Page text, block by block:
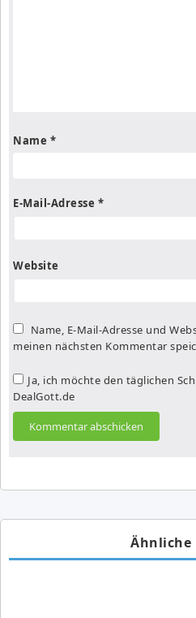
Name *
E-Mail-Adresse *
Website
Name, E-Mail-Adresse und
meinen nächsten Kommentar
Ja, ich möchte den täglichen
DealGott.de
Ähnliche